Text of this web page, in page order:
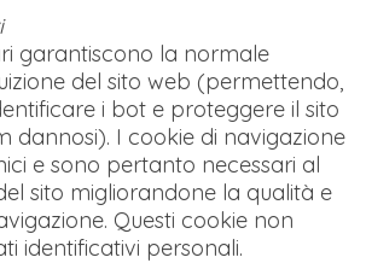
garantiscono la normale
del sito web (permettendo,
i bot e proteggere il sito
dannosi). I cookie di navigazione
e sono pertanto necessari al
sito migliorandone la qualità e
Questi cookie non
identificativi personali.